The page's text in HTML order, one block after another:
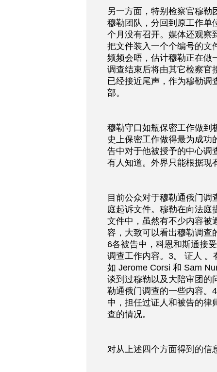
另一方面，特别检察官穆勒
穆勒团队，分回到原工作单
个月没有召开。媒体还观察
把文件装入一个个编号的文
频频会晤，估计穆勒正在做
调查结束后将由其它检察官
已经接近尾声，作为穆勒调
部。
穆勒守口如瓶保密工作做到
史上保密工作做得最为成功
告中对于他被授予的中心调
有人知道。外界只能根据现
目前公众对于穆勒通俄门
庭起诉文件。穆勒在向法庭
文件中，虽然有不少内容被
容，大致可以看出穆勒调查
6各被告中，科恩和斯通接
调查工作内容。3。 证人
如 Jerome Corsi 和 Sam
谈到过穆勒以及大陪审团的
勒通俄门调查的一些内容。
中，担任过证人和被告的律
查的情况。
对从上述四个方面得到的信